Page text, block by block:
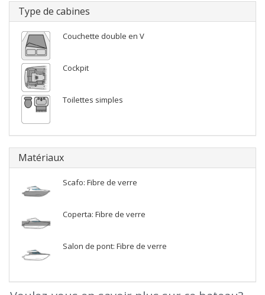
Type de cabines
Couchette double en V
Cockpit
Toilettes simples
Matériaux
Scafo: Fibre de verre
Coperta: Fibre de verre
Salon de pont: Fibre de verre